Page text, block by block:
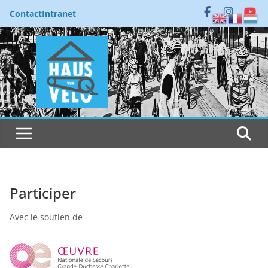
Passer
au
contenu
ContactIntranet
Participer
Avec le soutien de